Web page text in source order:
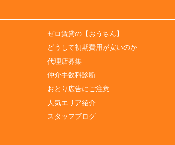
ゼロ賃貸の【おうちん】
どうして初期費用が安いのか
代理店募集
仲介手数料診断
おとり広告にご注意
人気エリア紹介
スタッフブログ